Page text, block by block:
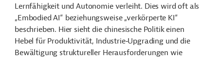
Lernfähigkeit und Autonomie verleiht. Dies wird oft als
„EmbodiedAI“ beziehungsweise „verkörperte KI“
beschrieben. Hier sieht die chinesische Politik einen
Hebel für Produktivität, Industrie‑Upgradingund die
Bewältigung struktureller Herausforderungen wie